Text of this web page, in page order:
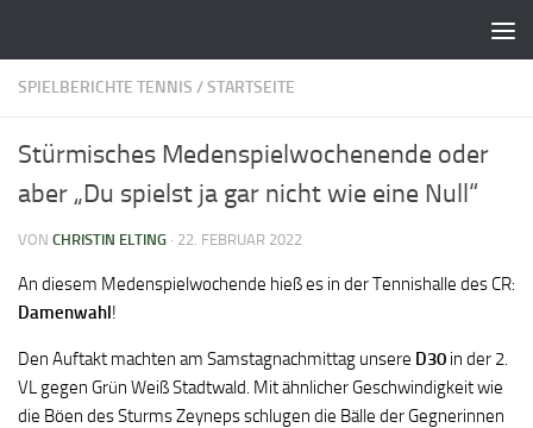
SPIELBERICHTE TENNIS /STARTSEITE
Stürmisches Medenspielwochenende oder
aber „Du spielst ja gar nicht wie eine Null“
VON CHRISTIN ELTING · 22. FEBRUAR 2022
An diesem Medenspielwochende hieß es in der Tennishalle des CR:
Damenwahl!
Den Auftakt machten am Samstagnachmittag unsere D30 in der 2.
VL gegen Grün Weiß Stadtwald. Mit ähnlicher Geschwindigkeit wie
die Böen des Sturms Zeyneps schlugen die Bälle der Gegnerinnen